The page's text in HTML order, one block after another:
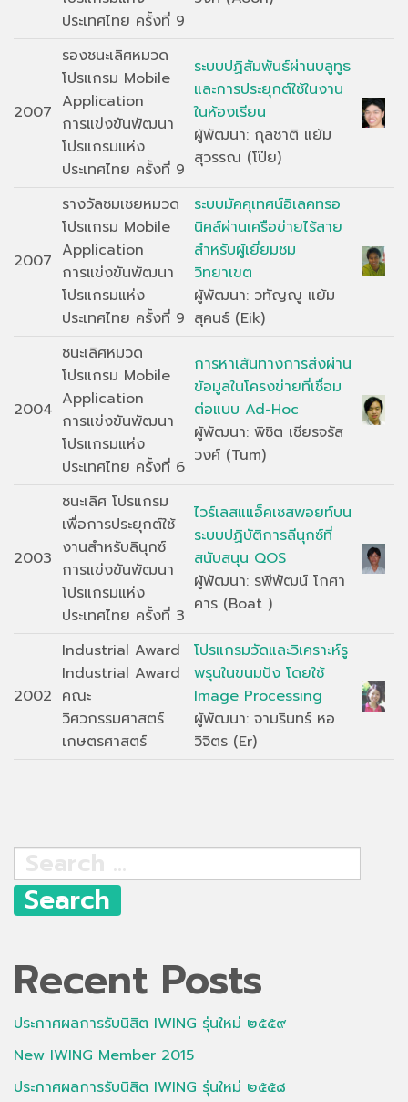
ประเทศไทย ครั้งที่ 9
2007
รองชนะเลิศหมวด
โปรแกรม Mobile
Application
การแข่งขันพัฒนา
โปรแกรมแห่ง
ประเทศไทย ครั้งที่ 9
ระบบปฏิสัมพันธ์ผ่านบลูทูธ
และการประยุกต์ใช้ในงาน
ในห้องเรียน
ผู้พัฒนา: กุลชาติ แย้ม
สุวรรณ (โป๊ย)
2007
รางวัลชมเชยหมวด
โปรแกรม Mobile
Application
การแข่งขันพัฒนา
โปรแกรมแห่ง
ประเทศไทย ครั้งที่ 9
ระบบมัคคุเทศน์อิเลคทรอ
นิคส์ผ่านเครือข่ายไร้สาย
สำหรับผู้เยี่ยมชม
วิทยาเขต
ผู้พัฒนา: วทัญญู แย้ม
สุคนธ์ (Eik)
2004
ชนะเลิศหมวด
โปรแกรม Mobile
Application
การแข่งขันพัฒนา
โปรแกรมแห่ง
ประเทศไทย ครั้งที่ 6
การหาเส้นทางการส่งผ่าน
ข้อมูลในโครงข่ายที่เชื่อม
ต่อแบบ Ad-Hoc
ผู้พัฒนา: พิชิต เชียรจรัส
วงศ์ (Tum)
2003
ชนะเลิศ โปรแกรม
เพื่อการประยุกต์ใช้
งานสำหรับลินุกซ์
การแข่งขันพัฒนา
โปรแกรมแห่ง
ประเทศไทย ครั้งที่ 3
ไวร์เลสแแอ็คเซสพอยท์บน
ระบบปฏิบัติการลีนุกซ์ที่
สนับสนุน QOS
ผู้พัฒนา: รพีพัฒน์ โกศา
คาร (Boat )
2002
Industrial Award
Industrial Award
คณะ
วิศวกรรมศาสตร์
เกษตรศาสตร์
โปรแกรมวัดและวิเคราะห์รู
พรุนในขนมปัง โดยใช้
Image Processing
ผู้พัฒนา: จามรินทร์ หอ
วิจิตร (Er)
Search
for:
Recent Posts
ประกาศผลการรับนิสิต IWING รุ่นใหม่ ๒๕๕๙
New IWING Member 2015
ประกาศผลการรับนิสิต IWING รุ่นใหม่ ๒๕๕๘